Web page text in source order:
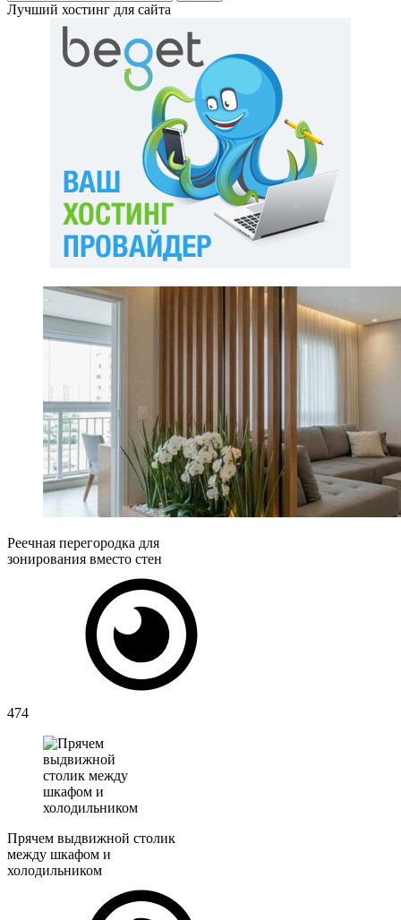
Лучший хостинг для сайта
Реечная перегородка для
зонирования вместо стен
474
Прячем выдвижной столик
между шкафом и
холодильником